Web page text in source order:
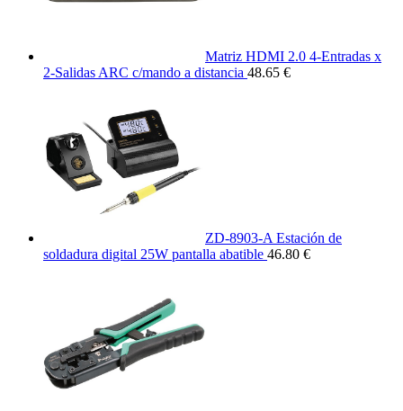
Matriz HDMI 2.0 4-Entradas x
2-Salidas ARC c/mando a distancia 48.65 €
ZD-8903-A Estación de
soldadura digital 25W pantalla abatible 46.80 €